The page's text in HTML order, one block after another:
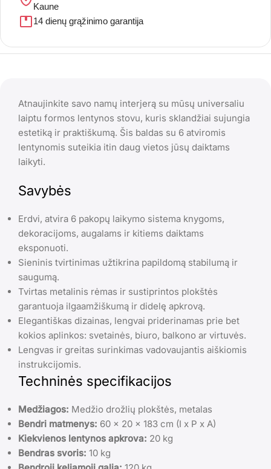
Kaune
14 dienų grąžinimo garantija
Atnaujinkite savo namų interjerą su mūsų universaliu
laiptu formos lentynos stovu, kuris sklandžiai sujungia
estetiką ir praktiškumą. Šis baldas su 6 atviromis
lentynomis suteikia itin daug vietos jūsų daiktams
laikyti.
Savybės
Erdvi, atvira 6 pakopų laikymo sistema knygoms,
dekoracijoms, augalams ir kitiems daiktams
eksponuoti.
Sieninis tvirtinimas užtikrina papildomą stabilumą ir
saugumą.
Tvirtas metalinis rėmas ir sustiprintos plokštės
garantuoja ilgaamžiškumą ir didelę apkrovą.
Elegantiškas dizainas, lengvai priderinamas prie bet
kokios aplinkos: svetainės, biuro, balkono ar virtuvės.
Lengvas ir greitas surinkimas vadovaujantis aiškiomis
instrukcijomis.
Techninės specifikacijos
Medžiagos: Medžio drožlių plokštės, metalas
Bendri matmenys: 60 x 20 x 183 cm (I x P x A)
Kiekvienos lentynos apkrova: 20 kg
Bendras svoris: 10 kg